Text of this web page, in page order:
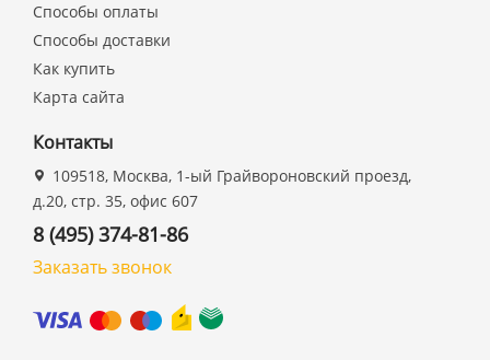
Способы оплаты
Способы доставки
Как купить
Карта сайта
Контакты
109518, Москва, 1-ый Грайвороновский проезд,
д.20, стр. 35, офис 607
8 (495) 374-81-86
Заказать звонок